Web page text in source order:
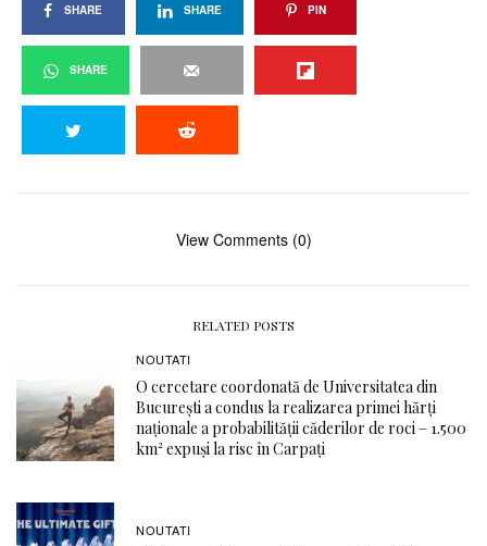
SHARE SHARE PIN
SHARE
View Comments (0)
RELATED POSTS
NOUTATI
O cercetare coordonată de Universitatea din
București a condus la realizarea primei hărți
naționale a probabilității căderilor de roci – 1.500
km² expuși la risc în Carpați
NOUTATI